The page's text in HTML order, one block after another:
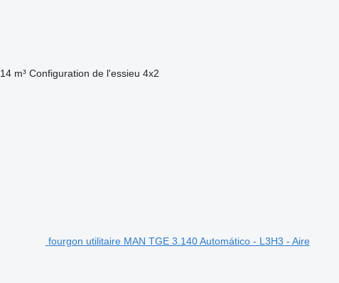
14 m³ Configuration de l'essieu 4x2
fourgon utilitaire MAN TGE 3.140 Automático - L3H3 - Aire